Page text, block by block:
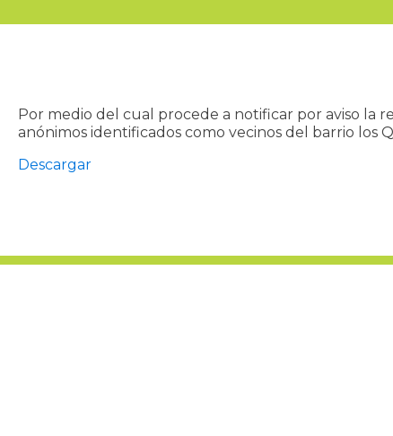
Por medio del cual procede a notificar por aviso la
anónimos identificados como vecinos del barrio los
Descargar